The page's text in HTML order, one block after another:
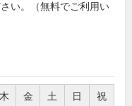
い。（無料でご利用い
木 金 土 日 祝